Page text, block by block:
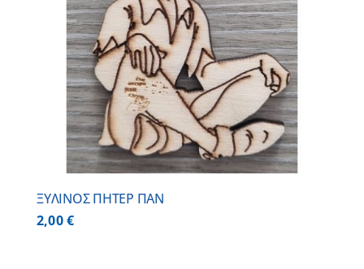
ΞΥΛΙΝΟΣ ΠΗΤΕΡ ΠΑΝ
2,00€